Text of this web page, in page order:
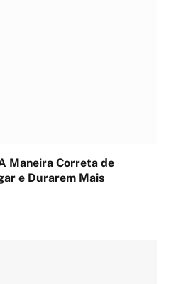
Maneira Correta de
e Durarem Mais